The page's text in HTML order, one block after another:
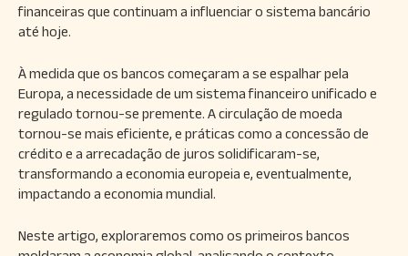
financeiras que continuam a influenciar o sistema bancário
até hoje.
À medida que os bancos começaram a se espalhar pela
Europa, a necessidade de um sistema financeiro unificado e
regulado tornou-se premente. A circulação de moeda
tornou-se mais eficiente, e práticas como a concessão de
crédito e a arrecadação de juros solidificaram-se,
transformando a economia europeia e, eventualmente,
impactando a economia mundial.
Neste artigo, exploraremos como os primeiros bancos